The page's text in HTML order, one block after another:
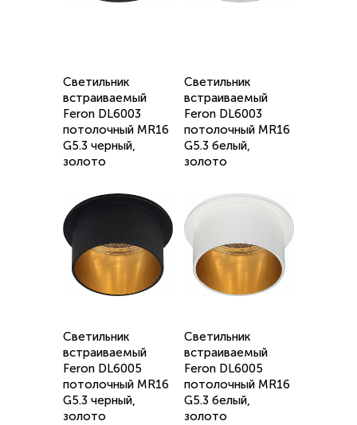
Светильник
встраиваемый
Feron DL6003
потолочный MR16
G5.3 черный,
золото
Светильник
встраиваемый
Feron DL6003
потолочный MR16
G5.3 белый,
золото
Светильник
встраиваемый
Feron DL6005
потолочный MR16
G5.3 черный,
золото
Светильник
встраиваемый
Feron DL6005
потолочный MR16
G5.3 белый,
золото